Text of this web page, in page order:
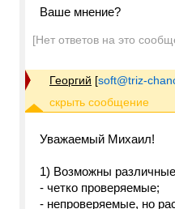
Ваше мнение?
[Нет ответов на это
Георгий [soft@triz-
Уважаемый Михаил!
1) Возможны
- четко проверяемые;
- непроверяемые, но